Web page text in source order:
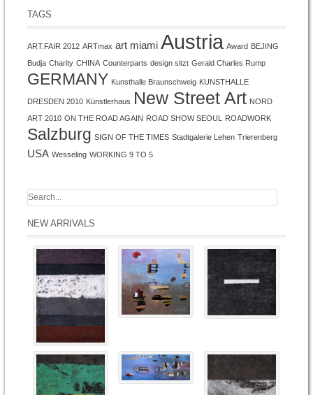
TAGS
ART.FAIR 2012 ARTmax art miami Austria Award BEJING
Budja Charity CHINA Counterparts design sitzt Gerald Charles Rump
GERMANY Kunsthalle Braunschweig KUNSTHALLE
DRESDEN 2010 Künstlerhaus New Street Art NORD
ART 2010 ON THE ROAD AGAIN ROAD SHOW SEOUL ROADWORK
Salzburg SIGN OF THE TIMES Stadtgalerie Lehen Trierenberg
USA Wesseling WORKING 9 TO 5
NEW ARRIVALS